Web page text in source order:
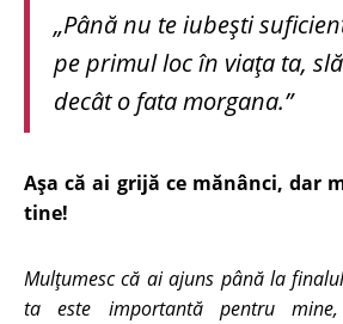
„Până nu te iubești
pe primul loc în viața ta,
decât o fata morgana.”
Așa că ai grijă ce mănânci, dar
tine!
Mulțumesc că ai ajuns până la
ta este importantă pentru